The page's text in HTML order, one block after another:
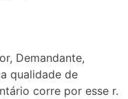
Demandante,
qualidade de
corre por esse r.